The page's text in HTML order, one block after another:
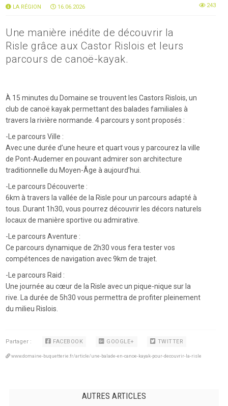
LA RÉGION 16.06.2026 243
Une manière inédite de découvrir la
Risle grâce aux Castor Rislois et leurs
parcours de canoë-kayak.
À 15 minutes du Domaine se trouvent les Castors Rislois, un
club de canoë kayak permettant des balades familiales à
travers la rivière normande. 4 parcours y sont proposés :
-Le parcours Ville :
Avec une durée d’une heure et quart vous y parcourez la ville
de Pont-Audemer en pouvant admirer son architecture
traditionnelle du Moyen-Âge à aujourd’hui.
-Le parcours Découverte :
6km à travers la vallée de la Risle pour un parcours adapté à
tous. Durant 1h30, vous pourrez découvrir les décors naturels
locaux de manière sportive ou admirative.
-Le parcours Aventure :
Ce parcours dynamique de 2h30 vous fera tester vos
compétences de navigation avec 9km de trajet.
-Le parcours Raid :
Une journée au cœur de la Risle avec un pique-nique sur la
rive. La durée de 5h30 vous permettra de profiter pleinement
du milieu Rislois.
Partager : FACEBOOK GOOGLE+ TWITTER
www.domaine-buquetterie.fr/article/une-balade-en-canoe-kayak-pour-decouvrir-la-risle
AUTRES ARTICLES